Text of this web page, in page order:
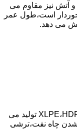
و آتش نیز مقاوم می
است،طول عمر
می دهد.
مخازن ذخیره اسید کلریدریک از XLPE،HDPE،FRP SG تولید می
شدن چاه نفت،ترشی